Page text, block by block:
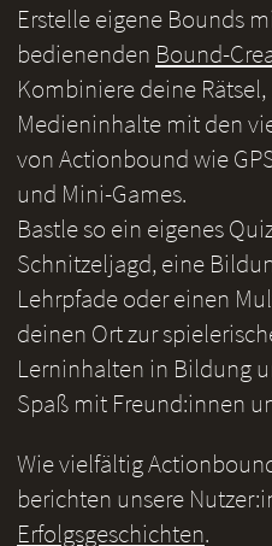
Erstelle eigene Bounds
bedienenden Bound-
Kombiniere deine
Medieninhalte mit den
von Actionbound wie
und Mini-Games.
Bastle so ein eigenes
Schnitzeljagd, eine
Lehrpfade oder einen
deinen Ort zur
Lerninhalten in Bildung
Spaß mit Freund:innen
Wie vielfältig
berichten unsere
Erfolgsgeschichten.